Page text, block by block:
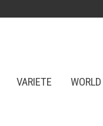
VARIETE WORLD